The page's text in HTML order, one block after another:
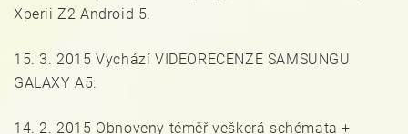
Xperii Z2 Android 5.
15. 3. 2015 Vychází VIDEORECENZE SAMSUNGU
GALAXY A5.
14. 2. 2015 Obnoveny téměř veškerá schémata +